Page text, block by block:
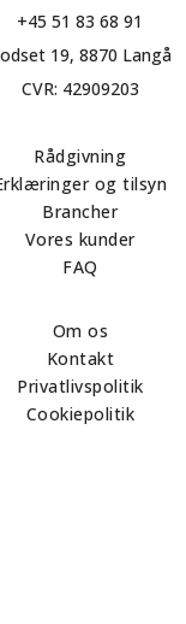
+45 51 83 68 91
19, 8870 Langå
CVR: 42909203
Rådgivning
og tilsyn
Brancher
Vores kunder
FAQ
Om os
Kontakt
Privatlivspolitik
Cookiepolitik